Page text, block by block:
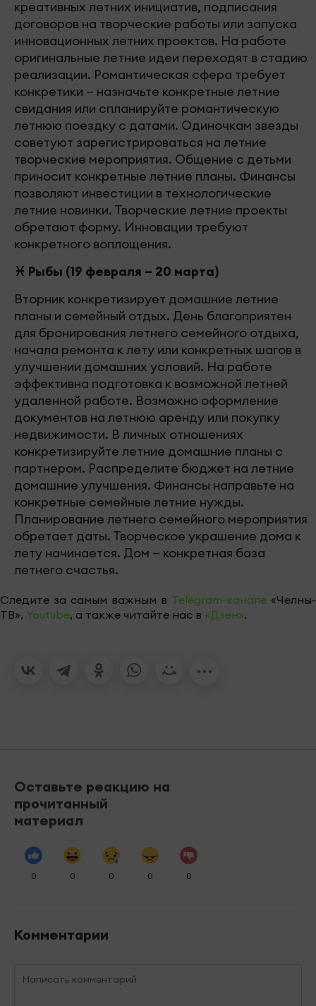
креативных летних инициатив, подписания
договоров на творческие работы или запуска
инновационных летних проектов. На работе
оригинальные летние идеи переходят в стадию
реализации. Романтическая сфера требует
конкретики — назначьте конкретные летние
свидания или спланируйте романтическую
летнюю поездку с датами. Одиночкам звезды
советуют зарегистрироваться на летние
творческие мероприятия. Общение с детьми
приносит конкретные летние планы. Финансы
позволяют инвестиции в технологические
летние новинки. Творческие летние проекты
обретают форму. Инновации требуют
конкретного воплощения.
♓ Рыбы (19 февраля – 20 марта)
Вторник конкретизирует домашние летние
планы и семейный отдых. День благоприятен
для бронирования летнего семейного отдыха,
начала ремонта к лету или конкретных шагов в
улучшении домашних условий. На работе
эффективна подготовка к возможной летней
удаленной работе. Возможно оформление
документов на летнюю аренду или покупку
недвижимости. В личных отношениях
конкретизируйте летние домашние планы с
партнером. Распределите бюджет на летние
домашние улучшения. Финансы направьте на
конкретные семейные летние нужды.
Планирование летнего семейного мероприятия
обретает даты. Творческое украшение дома к
лету начинается. Дом — конкретная база
летнего счастья.
Следите за самым важным в Telegram-канале «Челны-
ТВ», Youtube, а также читайте нас в «Дзен».
Оставьте реакцию на
прочитанный
материал
0 0 0 0 0
Комментарии